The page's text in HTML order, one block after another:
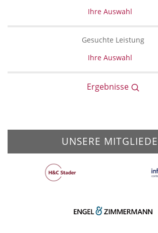
Ihre Auswahl
Gesuchte Leistung
Ihre Auswahl
Ergebnisse
UNSERE